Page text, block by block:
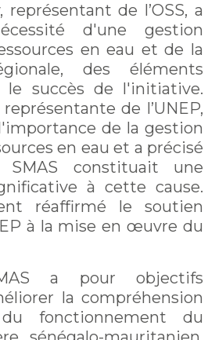
représentant de l’OSS, a
d'une gestion
en eau et de la
des éléments
le succès de l'initiative.
de l’UNEP,
de la gestion
en eau et a précisé
constituait une
à cette cause.
réaffirmé le soutien
à la mise en œuvre du
a pour objectifs
la compréhension
fonctionnement du